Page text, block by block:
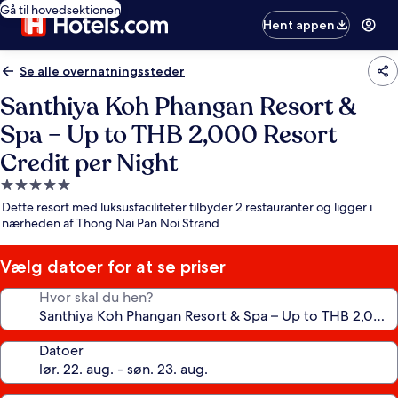
Gå til hovedsektionen
Hent appen
Se alle overnatningssteder
Santhiya Koh Phangan Resort &
Spa – Up to THB 2,000 Resort
Credit per Night
5.0-
stjernet
overnatningssted
Dette resort med luksusfaciliteter tilbyder 2 restauranter og ligger i
nærheden af Thong Nai Pan Noi Strand
Vælg datoer for at se priser
Hvor skal du hen?
Datoer